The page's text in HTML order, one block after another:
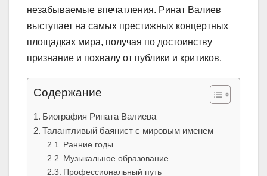
незабываемые впечатления. Ринат Валиев
выступает на самых престижных концертных
площадках мира, получая по достоинству
признание и похвалу от публики и критиков.
Содержание
Биография Рината Валиева
Талантливый баянист с мировым именем
Ранние годы
Музыкальное образование
Профессиональный путь